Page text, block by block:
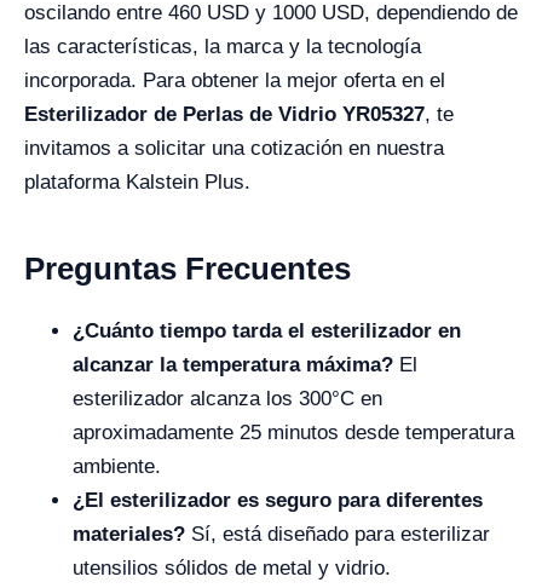
oscilando entre 460 USD y 1000 USD, dependiendo de
las características, la marca y la tecnología
incorporada. Para obtener la mejor oferta en el
Esterilizador de Perlas de Vidrio YR05327, te
invitamos a solicitar una cotización en nuestra
plataforma Kalstein Plus.
Preguntas Frecuentes
¿Cuánto tiempo tarda el esterilizador en
alcanzar la temperatura máxima? El
esterilizador alcanza los 300°C en
aproximadamente 25 minutos desde temperatura
ambiente.
¿El esterilizador es seguro para diferentes
materiales? Sí, está diseñado para esterilizar
utensilios sólidos de metal y vidrio.